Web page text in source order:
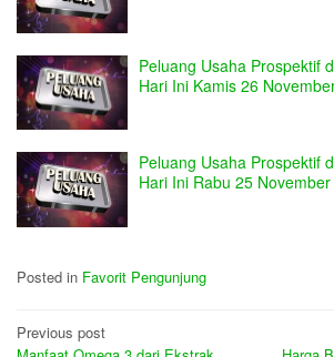
Peluang Usaha Prospektif
Hari Ini Kamis 26
Peluang Usaha Prospektif
Hari Ini Rabu 25
Posted in Favorit Pengunjung
Post
Previous post